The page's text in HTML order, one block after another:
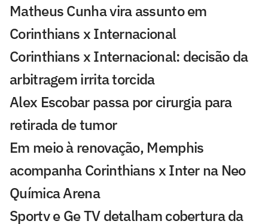
Matheus Cunha vira assunto em
Corinthians x Internacional
Corinthians x Internacional: decisão da
arbitragem irrita torcida
Alex Escobar passa por cirurgia para
retirada de tumor
Em meio à renovação, Memphis
acompanha Corinthians x Inter na Neo
Química Arena
Sportv e Ge TV detalham cobertura da